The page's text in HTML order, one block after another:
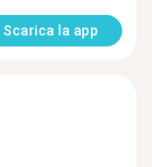
Scarica la app